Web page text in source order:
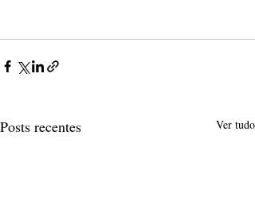
Posts recentes Ver tudo